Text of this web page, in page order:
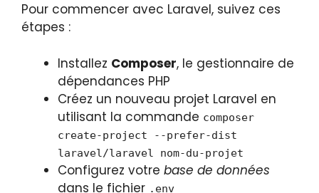
Pour commencer avec Laravel, suivez ces
étapes :
Installez Composer, le gestionnaire de
dépendances PHP
Créez un nouveau projet Laravel en
utilisant la commande composer
create-project --prefer-dist
laravel/laravel nom-du-projet
Configurez votre base de données
dans le fichier .env